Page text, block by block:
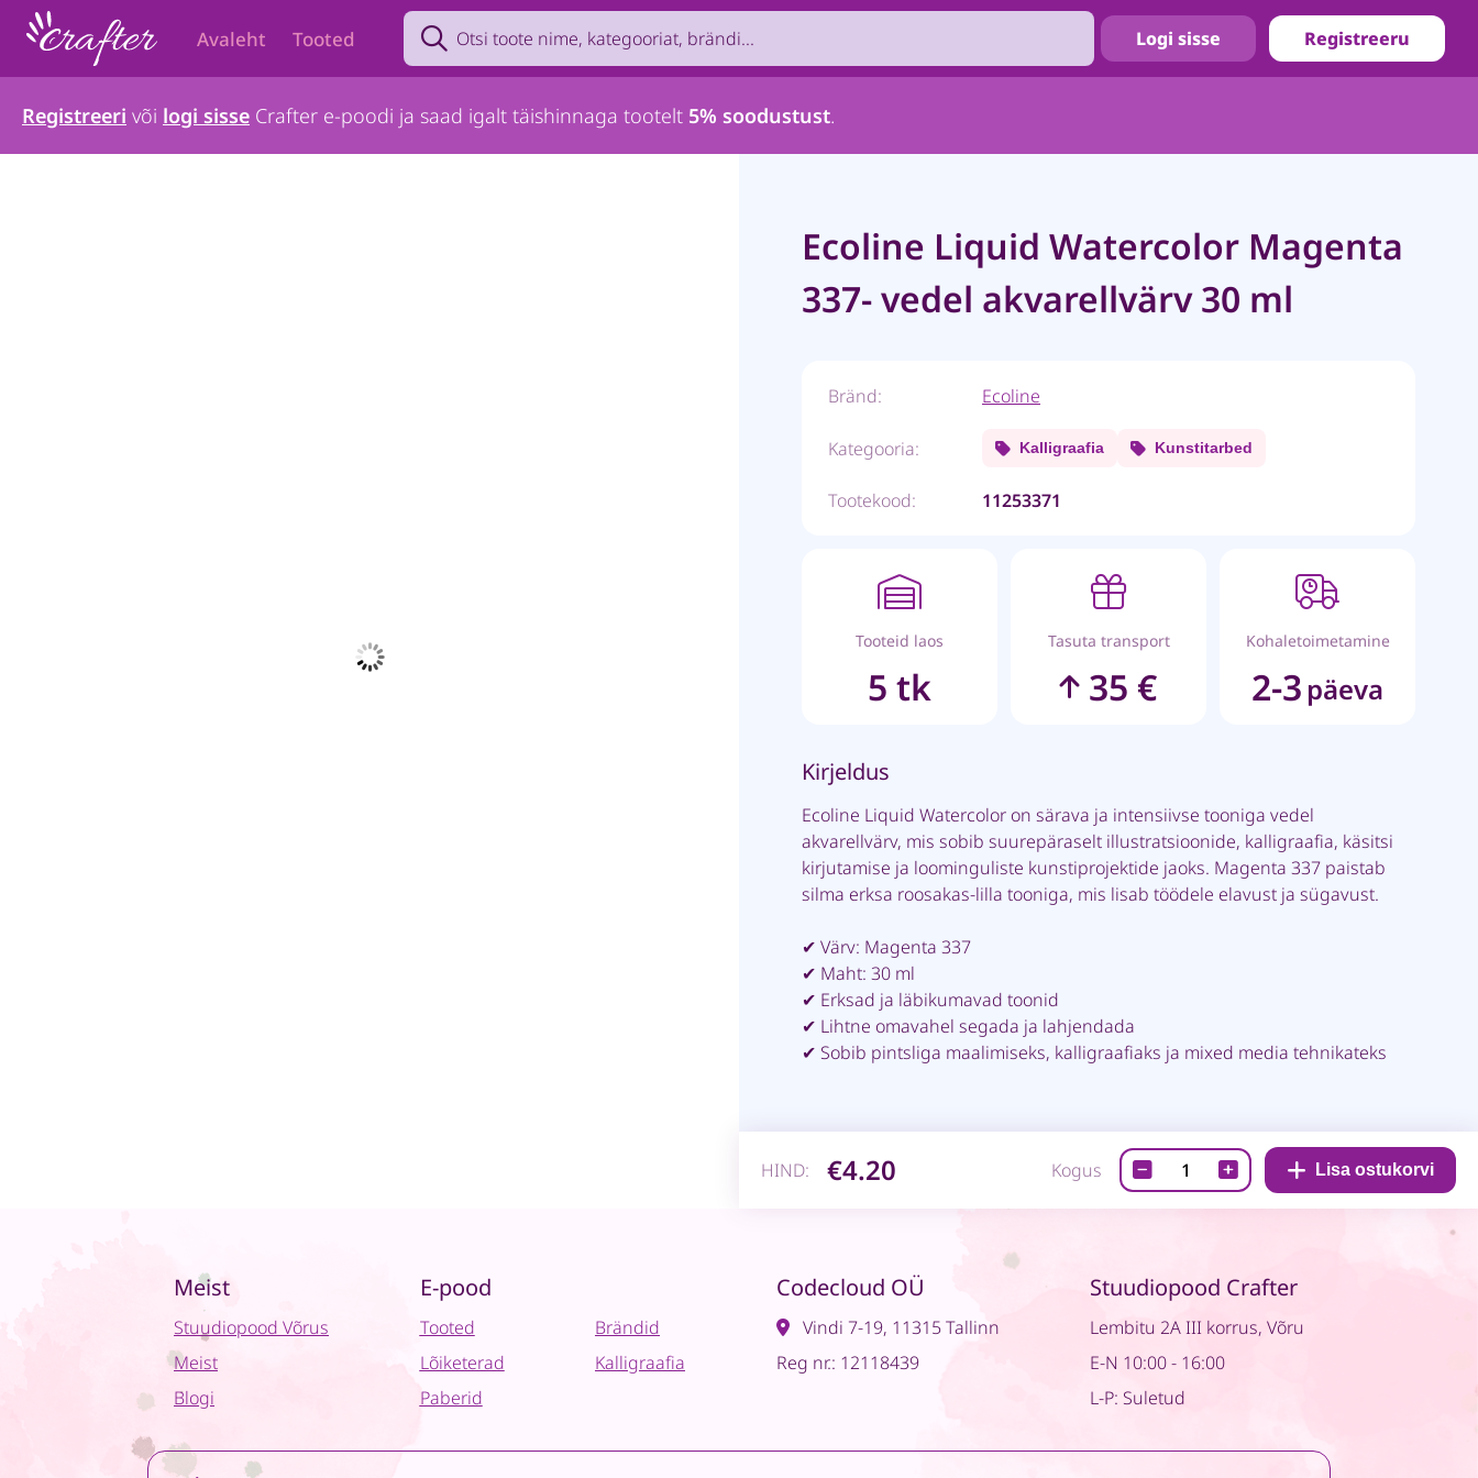
Avaleht Tooted
Search product by name, brand, category...
Logi sisse Registreeru
Registreeri või logi sisse Crafter e-poodi ja saad igalt täishinnaga tootelt 5% soodustust.
Ecoline Liquid Watercolor Magenta
337- vedel akvarellvärv 30 ml
Bränd: Ecoline
Kategooria: Kalligraafia Kunstitarbed
Tootekood: 11253371
Tooteid laos
5 tk
Tasuta transport
35 €
Kohaletoimetamine
2-3 päeva
Kirjeldus
Ecoline Liquid Watercolor on särava ja intensiivse tooniga vedel
akvarellvärv, mis sobib suurepäraselt illustratsioonide, kalligraafia, käsitsi
kirjutamise ja loominguliste kunstiprojektide jaoks. Magenta 337 paistab
silma erksa roosakas-lilla tooniga, mis lisab töödele elavust ja sügavust.
✔ Värv: Magenta 337
✔ Maht: 30 ml
✔ Erksad ja läbikumavad toonid
✔ Lihtne omavahel segada ja lahjendada
✔ Sobib pintsliga maalimiseks, kalligraafiaks ja mixed media tehnikateks
HIND: €4.20 Kogus
Ecoline
Liquid
337-
vedel
akvarellvärv
30
quantity
Lisa ostukorvi
Meist
Stuudiopood Võrus
Meist
Blogi
E-pood
Tooted
Lõiketerad
Paberid
Brändid
Kalligraafia
Codecloud OÜ
Vindi 7-19, 11315 Tallinn
Reg nr.: 12118439
Stuudiopood Crafter
Lembitu 2A III korrus, Võru
E-N 10:00 - 16:00
L-P: Suletud